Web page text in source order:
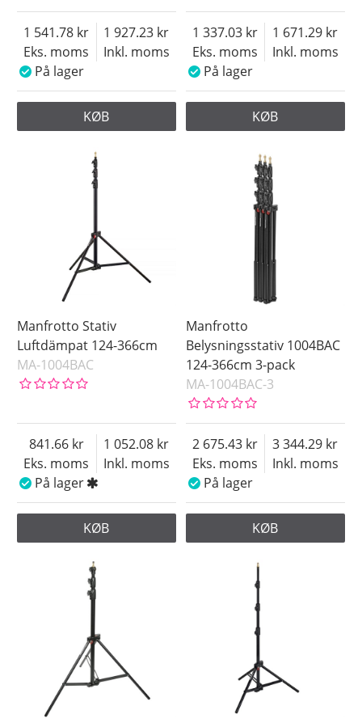
Eks. moms
1 541.78
Inkl. moms
1 927.23
På lager
KØB
Eks. moms
1 337.03
Inkl. moms
1 671.29
På lager
KØB
Manfrotto Stativ
Luftdämpat 124-366cm
MA-1004BAC
Eks. moms
841.66
Inkl. moms
1 052.08
På lager
KØB
Manfrotto
Belysningsstativ 1004BAC
124-366cm 3-pack
MA-1004BAC-3
Eks. moms
2 675.43
Inkl. moms
3 344.29
På lager
KØB